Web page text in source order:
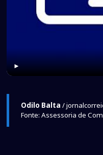
►
Odilo Balta /
Fonte: Assessoria de